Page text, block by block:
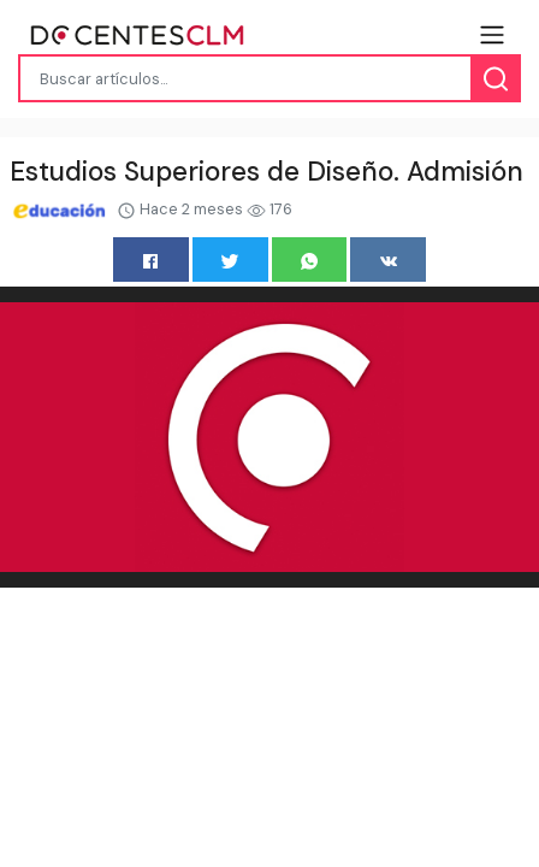
Estudios Superiores de Diseño. Admisión
Hace 2 meses 176